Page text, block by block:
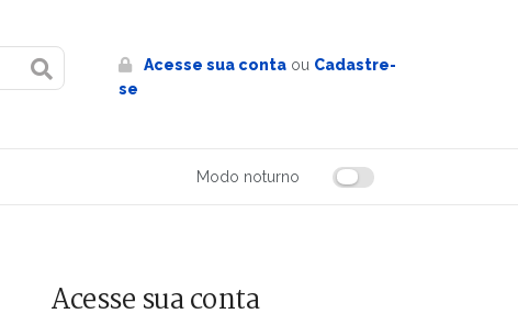
Acesse sua contaou Cadastre-
se
Modo noturno
Acesse sua conta